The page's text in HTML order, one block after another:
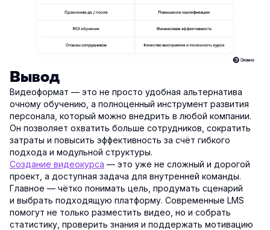
Вывод
Видеоформат — это не просто удобная альтернатива
очному обучению, а полноценный инструмент развития
персонала, который можно внедрить в любой компании.
Он позволяет охватить больше сотрудников, сократить
затраты и повысить эффективность за счёт гибкого
подхода и модульной структуры.
Создание видеокурса — это уже не сложный и дорогой
проект, а доступная задача для внутренней команды.
Главное — чётко понимать цель, продумать сценарий
и выбрать подходящую платформу. Современные LMS
помогут не только разместить видео, но и собрать
статистику, проверить знания и поддержать мотивацию